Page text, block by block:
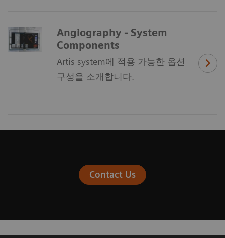
Angiography - System
Components
Artis system에 적용 가능한 옵션
구성을 소개합니다.
Contact Us